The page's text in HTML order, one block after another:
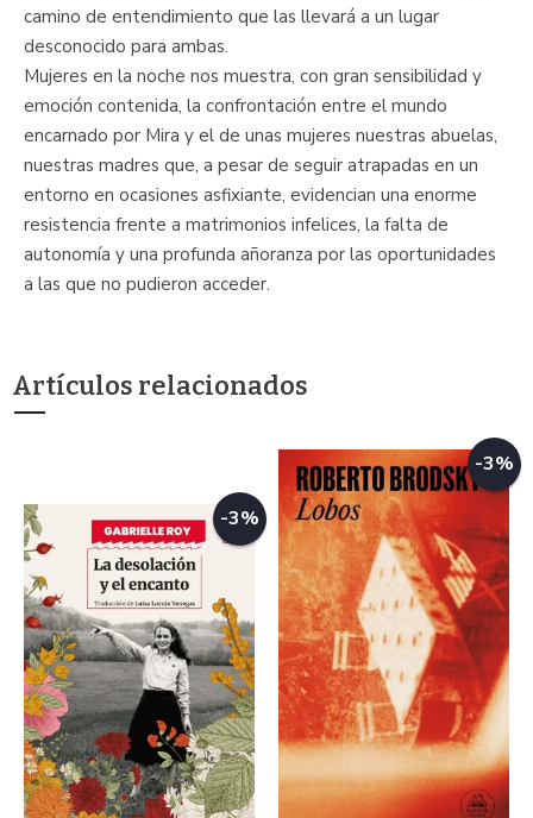
camino de entendimiento que las llevará a un lugar
desconocido para ambas.
Mujeres en la noche nos muestra, con gran sensibilidad y
emoción contenida, la confrontación entre el mundo
encarnado por Mira y el de unas mujeres nuestras abuelas,
nuestras madres que, a pesar de seguir atrapadas en un
entorno en ocasiones asfixiante, evidencian una enorme
resistencia frente a matrimonios infelices, la falta de
autonomía y una profunda añoranza por las oportunidades
a las que no pudieron acceder.
Artículos relacionados
-3%
-3%